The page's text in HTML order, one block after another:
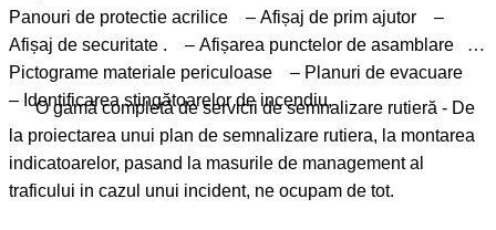
Panouri de protectie acrilice – Afișaj de prim ajutor –
Afișaj de securitate . – Afișarea punctelor de asamblare –
Pictograme materiale periculoase – Planuri de evacuare
– Identificarea stingătoarelor de incendiu,
O gamă completă de servicii de semnalizare rutieră - De
la proiectarea unui plan de semnalizare rutiera, la montarea
indicatoarelor, pasand la masurile de management al
traficului in cazul unui incident, ne ocupam de tot.